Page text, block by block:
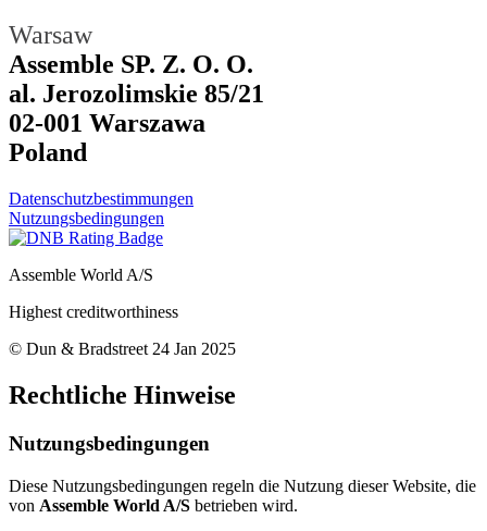
Warsaw
Assemble SP. Z. O. O.
al. Jerozolimskie 85/21
02-001 Warszawa
Poland
Datenschutzbestimmungen
Nutzungsbedingungen
Assemble World A/S
Highest creditworthiness
© Dun & Bradstreet 24 Jan 2025
Rechtliche Hinweise
Nutzungsbedingungen
Diese Nutzungsbedingungen regeln die Nutzung dieser Website, die
von Assemble World A/S betrieben wird.